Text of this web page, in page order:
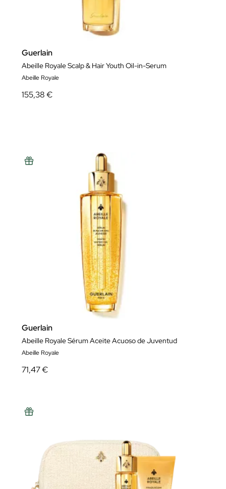
Guerlain
Abeille Royale Scalp & Hair Youth Oil-in-Serum
Abeille Royale
155,38 €
Guerlain
Abeille Royale Sérum Aceite Acuoso de Juventud
Abeille Royale
71,47 €